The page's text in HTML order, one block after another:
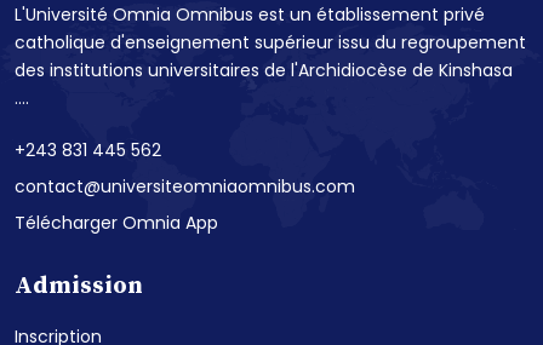
L'Université Omnia Omnibus est un établissement privé
catholique d'enseignement supérieur issu du regroupement
des institutions universitaires de l'Archidiocèse de Kinshasa
....
+243 831 445 562
contact@universiteomniaomnibus.com
Télécharger Omnia App
Admission
Inscription